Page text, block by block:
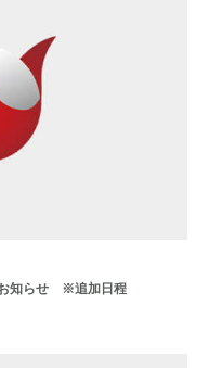
お知らせ ※追加日程